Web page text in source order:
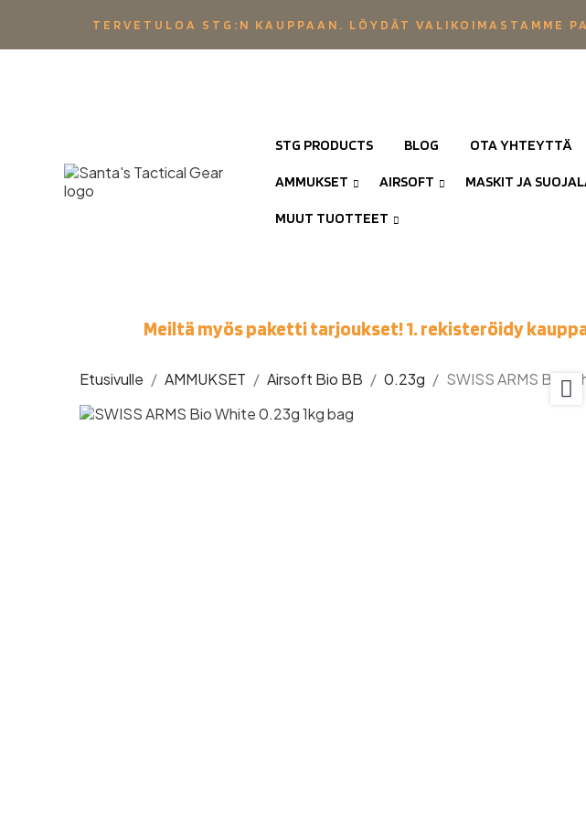
TERVETULOA STG:N KAUPPAAN. LÖYDÄT VALIKOIMASTAMME
STG PRODUCTS BLOG OTA YHTEYTTÄ
AMMUKSET AIRSOFT MASKIT JA
MUUT TUOTTEET
Meiltä myös paketti tarjoukset! 1. rekisteröidy
Etusivulle AMMUKSET Airsoft Bio BB 0.23g SWISS ARMS Bio